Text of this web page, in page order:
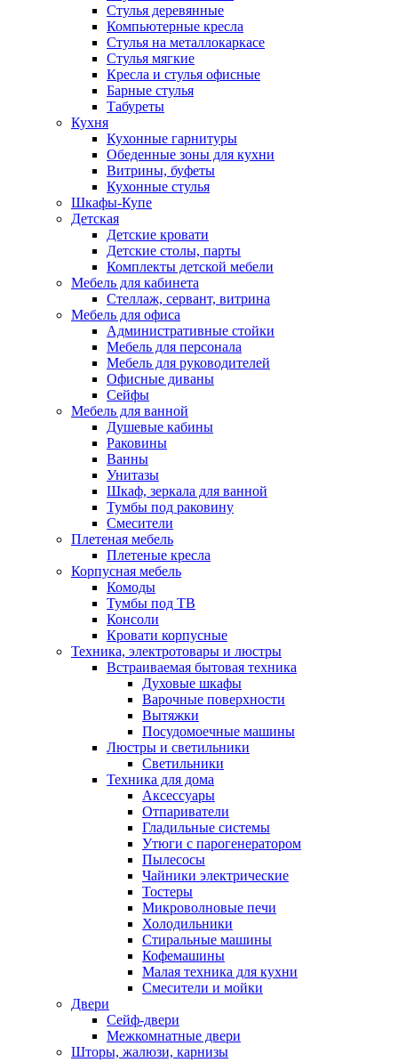
Стулья деревянные
Компьютерные кресла
Стулья на металлокаркасе
Стулья мягкие
Кресла и стулья офисные
Барные стулья
Табуреты
Кухня
Кухонные гарнитуры
Обеденные зоны для кухни
Витрины, буфеты
Кухонные стулья
Шкафы-Купе
Детская
Детские кровати
Детские столы, парты
Комплекты детской мебели
Мебель для кабинета
Стеллаж, сервант, витрина
Мебель для офиса
Административные стойки
Мебель для персонала
Мебель для руководителей
Офисные диваны
Сейфы
Мебель для ванной
Душевые кабины
Раковины
Ванны
Унитазы
Шкаф, зеркала для ванной
Тумбы под раковину
Смесители
Плетеная мебель
Плетеные кресла
Корпусная мебель
Комоды
Тумбы под ТВ
Консоли
Кровати корпусные
Техника, электротовары и люстры
Встраиваемая бытовая техника
Духовые шкафы
Варочные поверхности
Вытяжки
Посудомоечные машины
Люстры и светильники
Светильники
Техника для дома
Аксессуары
Отпариватели
Гладильные системы
Утюги с парогенератором
Пылесосы
Чайники электрические
Тостеры
Микроволновые печи
Холодильники
Стиральные машины
Кофемашины
Малая техника для кухни
Смесители и мойки
Двери
Сейф-двери
Межкомнатные двери
Шторы, жалюзи, карнизы